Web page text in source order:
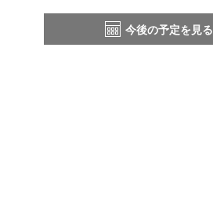
今後の予定を見る